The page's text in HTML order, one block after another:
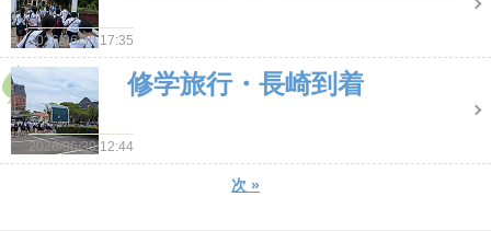
2026/06/30 17:35
修学旅行・長崎到着
2026/06/30 12:44
次 »